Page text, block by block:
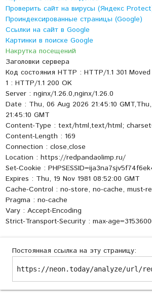
Проверить сайт на вирусы (Яндекс
Проиндексированные страницы (Google)
Ссылки на сайт в Google
Картинки в поиске Google
Накрутка посещений
Заголовки сервера
Код состояния HTTP : HTTP/1.1 301
1 : HTTP/1.1 200 OK
Server : nginx/1.26.0,nginx/1.26.0
Date : Thu, 06 Aug 2026 21:45:10
21:45:10 GMT
Content-Type : text/html,text/html;
Content-Length : 169
Connection : close,close
Location : https://redpandaolimp.ru/
Set-Cookie :
Expires : Thu, 19 Nov 1981 08:52:00 GMT
Cache-Control : no-store, no-cache, must-
Pragma : no-cache
Vary : Accept-Encoding
Strict-Transport-Security : max-
Постоянная ссылка на эту страницу:
https://neon.today/analyze/url/